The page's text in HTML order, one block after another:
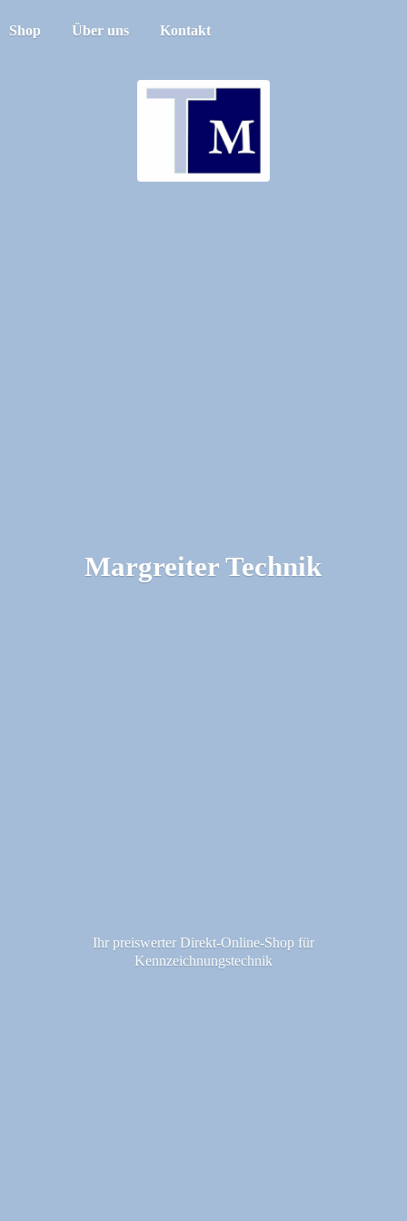
Shop Über uns Kontakt
Margreiter Technik
Ihr preiswerter Direkt-Online-Shop für
Kennzeichnungstechnik